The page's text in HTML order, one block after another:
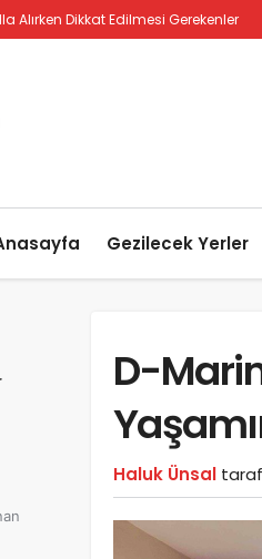
Alırken Dikkat Edilmesi Gerekenler
Gezilecek Yerler
D-
Haluk Ünsal